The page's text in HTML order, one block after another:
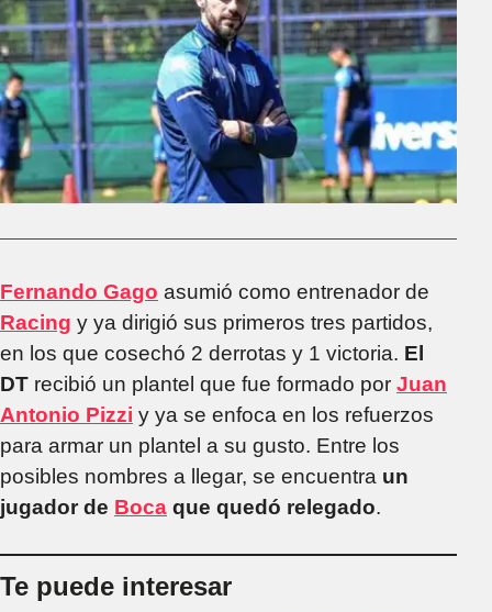
Fernando Gago asumió como entrenador de
Racing y ya dirigió sus primeros tres partidos,
en los que cosechó 2 derrotas y 1 victoria. El
DT recibió un plantel que fue formado por Juan
Antonio Pizzi y ya se enfoca en los refuerzos
para armar un plantel a su gusto. Entre los
posibles nombres a llegar, se encuentra un
jugador de Boca que quedó relegado.
Te puede interesar